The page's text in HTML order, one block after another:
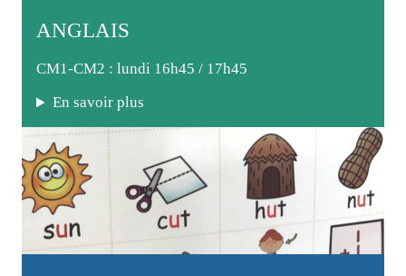
ANGLAIS
CM1-CM2 : lundi 16h45 / 17h45
En savoir plus